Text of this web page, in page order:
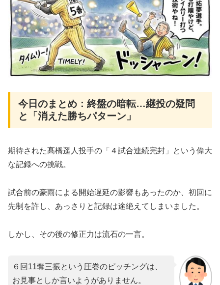
​今日のまとめ：終盤の暗転…継投の疑問
と「消えた勝ちパターン」
​​​期待された髙橋遥人投手の「４試合連続完封」という偉大
な記録への挑戦。
試合前の豪雨による開始遅延の影響もあったのか、初回に
先制を許し、あっさりと記録は途絶えてしまいました。
しかし、その後の修正力は流石の一言。
６回11奪三振という圧巻のピッチングは、
お見事としか言いようがありません。